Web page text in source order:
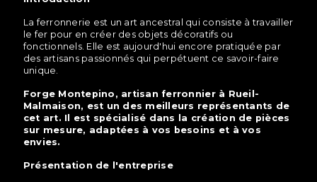
La ferronnerie est un art ancestral qui consiste à travailler
le fer pour en créer des objets décoratifs ou
fonctionnels. Elle est aujourd'hui encore pratiquée par
des artisans passionnés qui perpétuent ce savoir-faire
unique.
Forge Montepino, artisan ferronnier à Rueil-
Malmaison, est un des meilleurs représentants de
cet art. Il est spécialisé dans la création de pièces
sur mesure, adaptées à vos besoins et à vos
envies.
Présentation de l'entreprise